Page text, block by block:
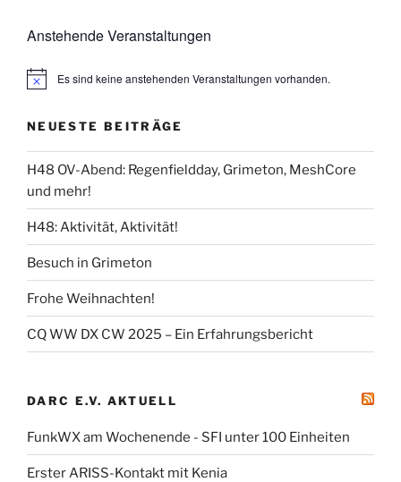
Anstehende Veranstaltungen
Es sind keine anstehenden Veranstaltungen vorhanden.
NEUESTE BEITRÄGE
H48 OV-Abend: Regenfieldday, Grimeton, MeshCore
und mehr!
H48: Aktivität, Aktivität!
Besuch in Grimeton
Frohe Weihnachten!
CQ WW DX CW 2025 – Ein Erfahrungsbericht
DARC E.V. AKTUELL
FunkWX am Wochenende - SFI unter 100 Einheiten
Erster ARISS-Kontakt mit Kenia